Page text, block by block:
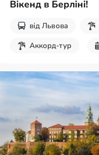
Вікенд в Берліні!
від Львова
Аккорд-тур